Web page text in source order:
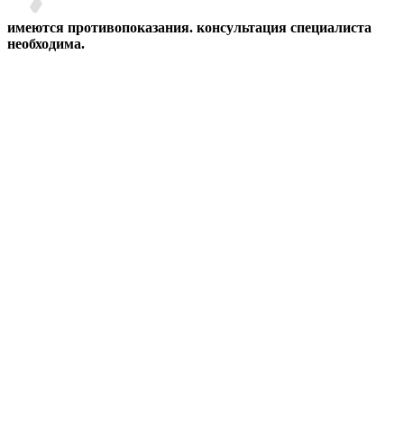
имеются противопоказания. консультация специалиста
необходима.